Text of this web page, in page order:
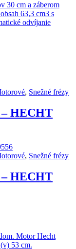
30 cm a záberom
63,3 cm3 s
odvíjanie
, Snežné frézy
– HECHT
, Snežné frézy
– HECHT
Motor Hecht
53 cm.